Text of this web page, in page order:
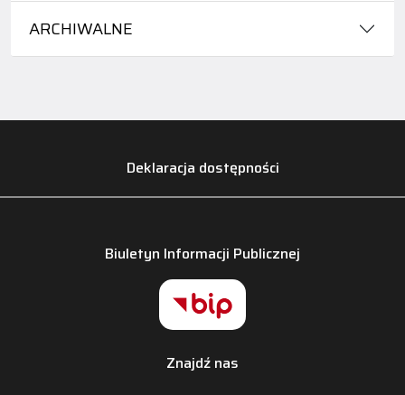
ARCHIWALNE
Deklaracja dostępności
Biuletyn Informacji Publicznej
Znajdź nas